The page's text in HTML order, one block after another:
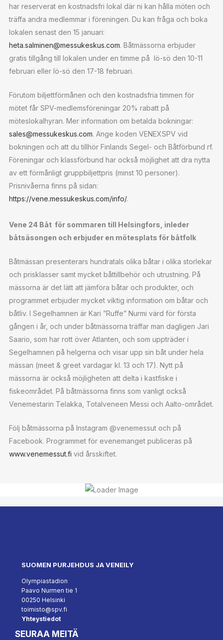
har reserverat en kostnadsfri lokal där ni kan hålla möten och
träffa andra medlemmar i föreningen. Du kan fråga och boka
lokalen senast den 15 januari:
heta.salminen@messukeskus.com. Båtmässorna erbjuder
gratis tillgång till lokalen under en timme på lö-sö den 10-11
februari eller lö-sö den 17-18 februari.
Förutom biljettförmånen och den kostnadsfria timmen för
mötet får SPV-medlemsföreningar 20% rabatt på
möteslokalhyran. Mer information om betalda bokningar:
sales@messukeskus.com. Ange koden VENEXSPV vid
bokningen och att du tillhör Finlands Segel- och Båtförbund rf.
Föreningar och klassförbund har också möjlighet att dra nytta
av ett förmånligt gruppbiljettpris (minst 10 personer).
Prisnivåerna finns på sidan:
https://vene.messukeskus.com/info/.
Vene 24 Båt för sommaren till Helsingfors, inleder
båtsäsongen och erbjuder en mötesplats för båtfolk
Båtmässan presenterars hundratals olika båtar i olika storlekar
och prisklasser samt mycket båttillbehör och utrustning. På
mässorna är det lätt att jämföra båtar och produkter, och
programmet erbjuder mycket viktig information om båtar och
båtliv. I Segelhamnen är Kari ”Ruffe” Nurmi värd för första
gången i år, och under båtmässorna träffar man dagligen Jari
Saario, som har rott över Atlanten, och som uppträder i
Segelhamnen på helgerna och visar upp sin båt under hela
mässan (meet & greet vardagar kl. 13 och 17). Nytt på
mässorna är också möjligheten att delta i kastfiske i
fiskeområdet. På båtmässorna finns som vanligt också
Venemestarin Telakka, Totalveneen Messi och Aalto-området.
Följ båtmässorna på Instagram @venemessut och på
Facebook. Programmet för evenemanget publiceras på
www.venemessut.fi vid årsskiftet.
SUOMEN PURJEHDUS JA VENEILY
Olympiastadion
Paavo Nurmen tie 1
00250 Helsinki
toimisto@spv.fi
Yhteystiedot
SEURAA MEITÄ